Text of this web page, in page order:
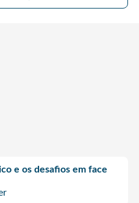
e os desafios em face